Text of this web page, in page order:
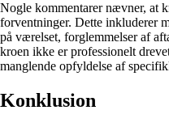
Nogle kommentarer nævner, at
forventninger. Dette inkluderer
på værelset, forglemmelser af
kroen ikke er professionelt
manglende opfyldelse af
Konklusion